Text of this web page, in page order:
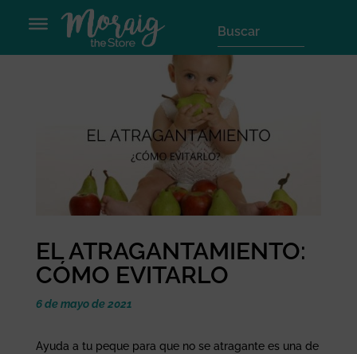
EL ATRAGANTAMIENTO:
CÓMO EVITARLO
6 de mayo de 2021
Ayuda a tu peque para que no se atragante es una de